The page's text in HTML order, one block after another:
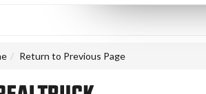
Return to Previous Page